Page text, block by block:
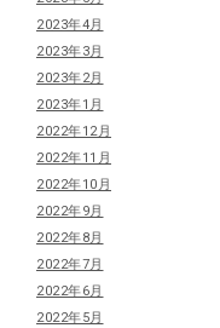
2023年4月
2023年3月
2023年2月
2023年1月
2022年12月
2022年11月
2022年10月
2022年9月
2022年8月
2022年7月
2022年6月
2022年5月